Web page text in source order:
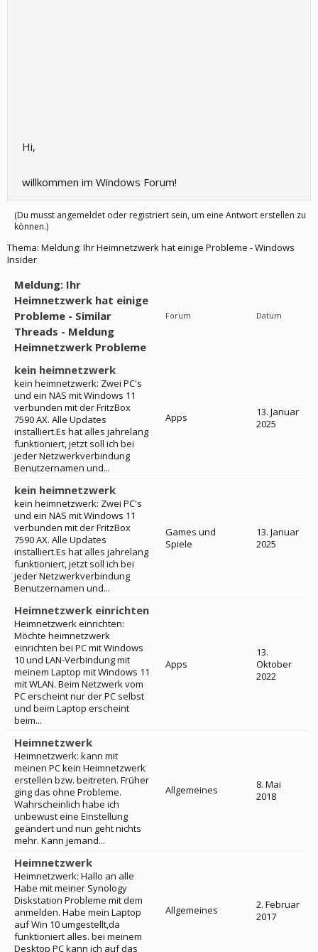
Hi,
willkommen im Windows Forum!
(Du musst angemeldet oder registriert sein, um eine Antwort erstellen zu
können.)
Thema: Meldung: Ihr Heimnetzwerk hat einige Probleme - Windows
Insider
Meldung: Ihr
Heimnetzwerk hat einige
Probleme - Similar
Threads - Meldung
Heimnetzwerk Probleme
Forum Datum
kein heimnetzwerk
kein heimnetzwerk: Zwei PC's
und ein NAS mit Windows 11
verbunden mit der FritzBox
7590 AX. Alle Updates
installiert.Es hat alles jahrelang
funktioniert, jetzt soll ich bei
jeder Netzwerkverbindung
Benutzernamen und...
Apps
13. Januar
2025
kein heimnetzwerk
kein heimnetzwerk: Zwei PC's
und ein NAS mit Windows 11
verbunden mit der FritzBox
7590 AX. Alle Updates
installiert.Es hat alles jahrelang
funktioniert, jetzt soll ich bei
jeder Netzwerkverbindung
Benutzernamen und...
Games und
Spiele
13. Januar
2025
Heimnetzwerk einrichten
Heimnetzwerk einrichten:
Möchte heimnetzwerk
einrichten bei PC mit Windows
10 und LAN-Verbindung mit
meinem Laptop mit Windows 11
mit WLAN. Beim Netzwerk vom
PC erscheint nur der PC selbst
und beim Laptop erscheint
beim...
Apps
13.
Oktober
2022
Heimnetzwerk
Heimnetzwerk: kann mit
meinen PC kein Heimnetzwerk
erstellen bzw. beitreten. Früher
ging das ohne Probleme.
Wahrscheinlich habe ich
unbewust eine Einstellung
geändert und nun geht nichts
mehr. Kann jemand...
Allgemeines
8. Mai
2018
Heimnetzwerk
Heimnetzwerk: Hallo an alle
Habe mit meiner Synology
Diskstation Probleme mit dem
anmelden. Habe mein Laptop
auf Win 10 umgestellt,da
funktioniert alles. bei meinem
Desktop PC kann ich auf das
Allgemeines
2. Februar
2017